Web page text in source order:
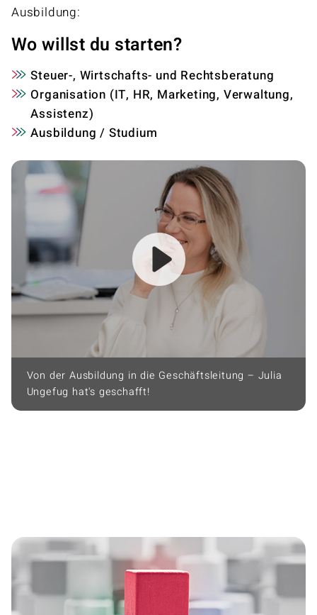
Ausbildung:
Wo willst du starten?
Steuer-, Wirtschafts- und Rechtsberatung
Organisation (IT, HR, Marketing, Verwaltung,
Assistenz)
Ausbildung / Studium
Von der Ausbildung in die Geschäftsleitung – Julia
Ungefug hat's geschafft!